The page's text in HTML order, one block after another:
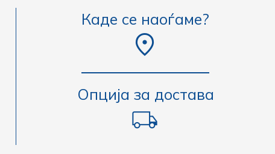
Каде се наоѓаме?
Опција за достава